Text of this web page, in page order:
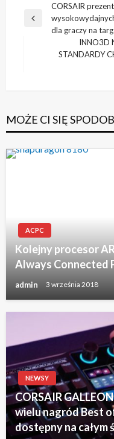
Nawigacja
wpisu
Poprzedni
CORSAIR
dla graczy na
Następny
INNO3D
STANDARDY
MOŻE CI SIĘ
ACPC
Kolejny procesor
Always Connected
admin 3 września 2018
NEWSY
CORSAIR
wielu nagród Best
dostępny na całym